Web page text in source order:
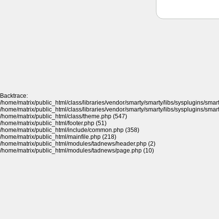
Backtrace:
/home/matrix/public_html/class/libraries/vendor/smarty/smarty/libs/sysplugins/
/home/matrix/public_html/class/libraries/vendor/smarty/smarty/libs/sysplugins/
/home/matrix/public_html/class/theme.php (547)
/home/matrix/public_html/footer.php (51)
/home/matrix/public_html/include/common.php (358)
/home/matrix/public_html/mainfile.php (218)
/home/matrix/public_html/modules/tadnews/header.php (2)
/home/matrix/public_html/modules/tadnews/page.php (10)